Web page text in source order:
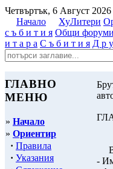
Четвъртък, 6 Август 2026
Начало
ХуЛитери
с ъ б и т и я Общи форуми
и т а р а С ъ б и т и я Д р
ГЛАВНО
МЕНЮ
» Начало
» Ориентир
· Правила
· Указания
-
-